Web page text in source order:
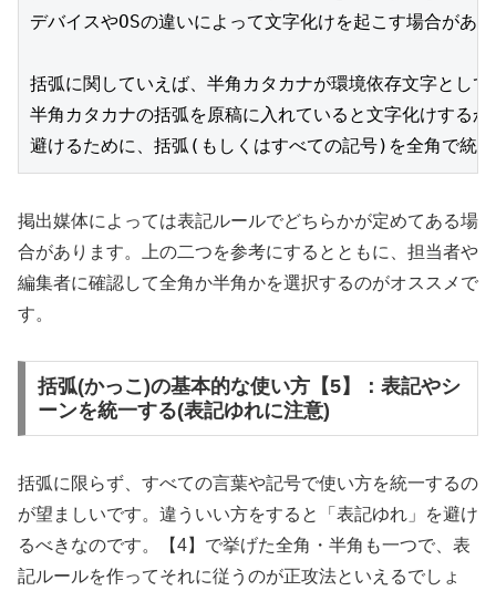
デバイスやOSの違いによって文字化けを起こす場合があ
括弧に関していえば、半角カタカナが環境依存文字とし
半角カタカナの括弧を原稿に入れていると文字化けする
避けるために、括弧(もしくはすべての記号)を全角で統
掲出媒体によっては表記ルールでどちらかが定めてある場
合があります。上の二つを参考にするとともに、担当者や
編集者に確認して全角か半角かを選択するのがオススメで
す。
括弧(かっこ)の基本的な使い方【5】：表記やシ
ーンを統一する(表記ゆれに注意)
括弧に限らず、すべての言葉や記号で使い方を統一するの
が望ましいです。違ういい方をすると「表記ゆれ」を避け
るべきなのです。【4】で挙げた全角・半角も一つで、表
記ルールを作ってそれに従うのが正攻法といえるでしょ